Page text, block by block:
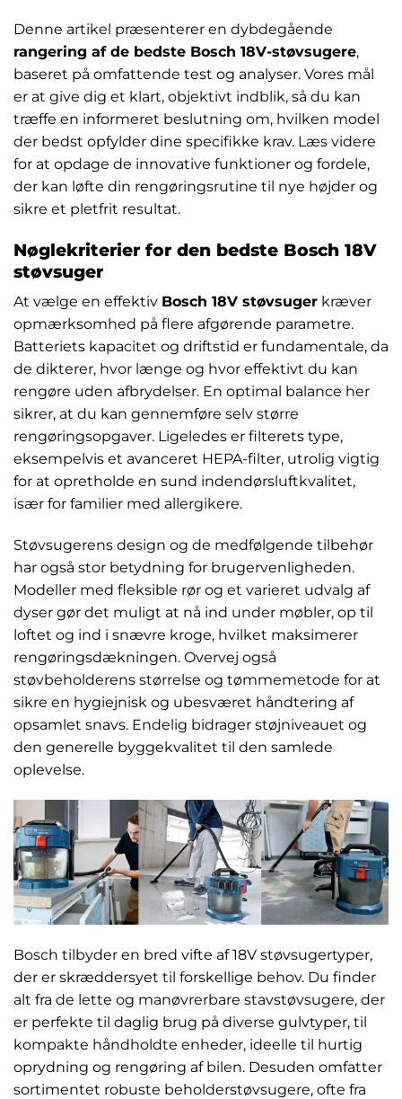
Denne artikel præsenterer en dybdegående
rangering af de bedste Bosch 18V-støvsugere,
baseret på omfattende test og analyser. Vores mål
er at give dig et klart, objektivt indblik, så du kan
træffe en informeret beslutning om, hvilken model
der bedst opfylder dine specifikke krav. Læs videre
for at opdage de innovative funktioner og fordele,
der kan løfte din rengøringsrutine til nye højder og
sikre et pletfrit resultat.
Nøglekriterier for den bedste Bosch 18V
støvsuger
At vælge en effektiv Bosch 18V støvsuger kræver
opmærksomhed på flere afgørende parametre.
Batteriets kapacitet og driftstid er fundamentale, da
de dikterer, hvor længe og hvor effektivt du kan
rengøre uden afbrydelser. En optimal balance her
sikrer, at du kan gennemføre selv større
rengøringsopgaver. Ligeledes er filterets type,
eksempelvis et avanceret HEPA-filter, utrolig vigtig
for at opretholde en sund indendørsluftkvalitet,
især for familier med allergikere.
Støvsugerens design og de medfølgende tilbehør
har også stor betydning for brugervenligheden.
Modeller med fleksible rør og et varieret udvalg af
dyser gør det muligt at nå ind under møbler, op til
loftet og ind i snævre kroge, hvilket maksimerer
rengøringsdækningen. Overvej også
støvbeholderens størrelse og tømmemetode for at
sikre en hygiejnisk og ubesværet håndtering af
opsamlet snavs. Endelig bidrager støjniveauet og
den generelle byggekvalitet til den samlede
oplevelse.
Bosch tilbyder en bred vifte af 18V støvsugertyper,
der er skræddersyet til forskellige behov. Du finder
alt fra de lette og manøvrerbare stavstøvsugere, der
er perfekte til daglig brug på diverse gulvtyper, til
kompakte håndholdte enheder, ideelle til hurtig
oprydning og rengøring af bilen. Desuden omfatter
sortimentet robuste beholderstøvsugere, ofte fra